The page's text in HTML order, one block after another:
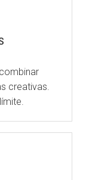
creativas.